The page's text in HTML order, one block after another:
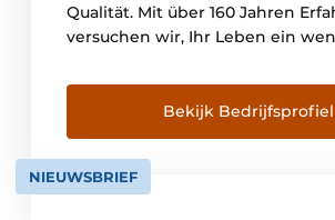
Qualität. Mit über 160 Jahren
versuchen wir, Ihr Leben ein
Leidenschaft und unser
Bereich der Türsicherheit sind
treibende Kraft, um weiterhin
Produkte zu entwickeln. Die
steht für [...]
Bekijk Bedrijfsprofiel
NIEUWSBRIEF